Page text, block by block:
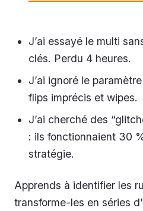
J’ai essayé le multi
clés. Perdu 4 heures.
J’ai ignoré le
flips imprécis et wipes.
J’ai cherché des
: ils fonctionnaient 30
stratégie.
Apprends à identifier les
transforme-les en séries